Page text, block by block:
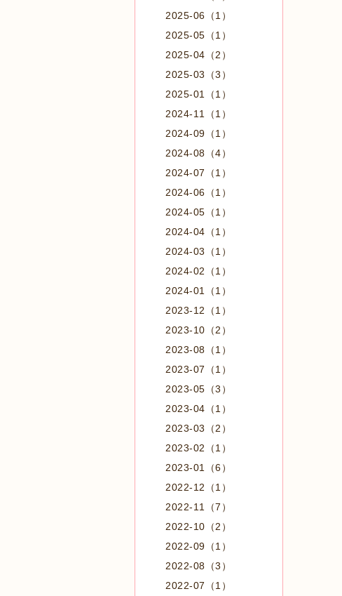
2025-06（1）
2025-05（1）
2025-04（2）
2025-03（3）
2025-01（1）
2024-11（1）
2024-09（1）
2024-08（4）
2024-07（1）
2024-06（1）
2024-05（1）
2024-04（1）
2024-03（1）
2024-02（1）
2024-01（1）
2023-12（1）
2023-10（2）
2023-08（1）
2023-07（1）
2023-05（3）
2023-04（1）
2023-03（2）
2023-02（1）
2023-01（6）
2022-12（1）
2022-11（7）
2022-10（2）
2022-09（1）
2022-08（3）
2022-07（1）